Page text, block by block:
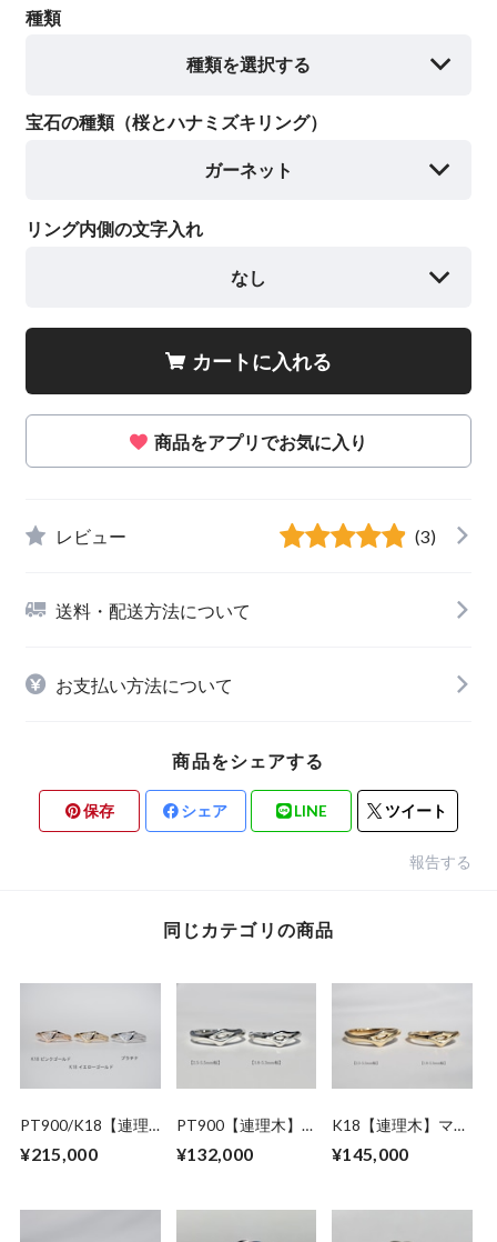
種類
種類を選択する
宝石の種類（桜とハナミズキリング）
ガーネット
リング内側の文字入れ
なし
カートに入れる
商品をアプリでお気に入り
レビュー (3)
送料・配送方法について
お支払い方法について
商品をシェアする
保存 シェア LINE ツイート
報告する
同じカテゴリの商品
PT900/K18【連理
ング
¥215,000
PT900【連理木】
¥132,000
K18【連理木】マリ
¥145,000